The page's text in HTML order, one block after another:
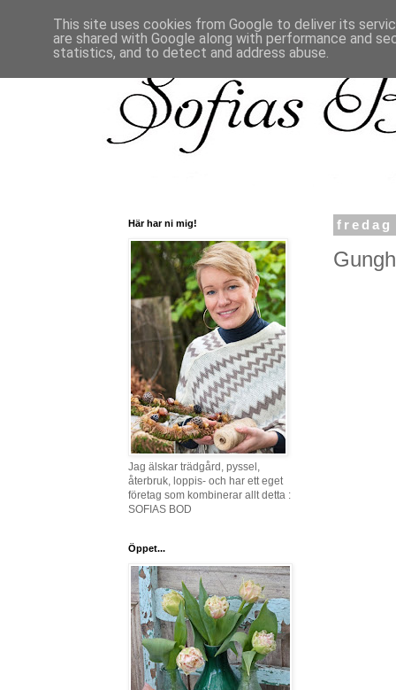
fredag
Här har ni mig!
Jag älskar trädgård, pyssel,
återbruk, loppis- och har ett eget
företag som kombinerar allt detta :
SOFIAS BOD
Öppet...
This site uses cookies from Google to deliver its
are shared with Google along with performance and
statistics, and to detect and address abuse.